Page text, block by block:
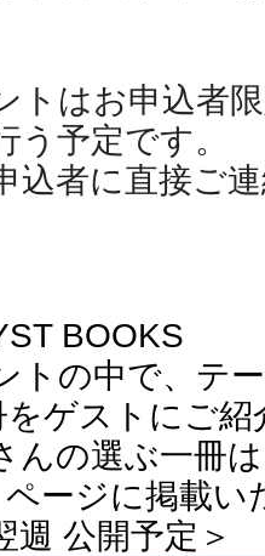
トはお申込者
う予定です。
込者に直接ご
BOOKS
トの中で、テ
ゲストにご
んの選ぶ一冊
ージに掲載い
週 公開予定＞